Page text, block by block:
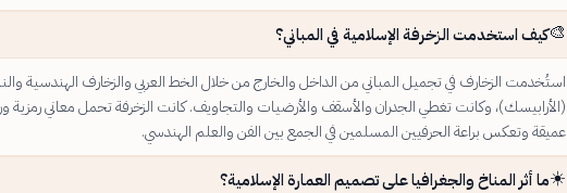
🎨كيف استخدمت الزخرفة الإسلامية في المباني؟
استُخدمت الزخارف في تجميل المباني من الداخل والخارج من خلال الخط العربي والزخارف الهندسية
(الأرابيسك)، وكانت تغطي الجدران والأسقف والأرضيات والتجاويف. كانت الزخرفة تحمل معاني رمزية
عميقة وتعكس براعة الحرفيين المسلمين في الجمع بين الفن والعلم الهندسي.
☀️ما أثر المناخ والجغرافيا على تصميم العمارة الإسلامية؟